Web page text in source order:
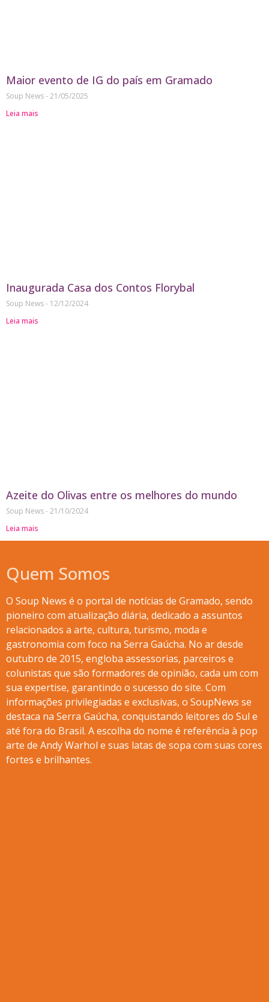
Maior evento de IG do país em Gramado
Soup News 21/05/2025
Leia mais
Inaugurada Casa dos Contos Florybal
Soup News
12/12/2024
Leia mais
Azeite do Olivas entre os melhores do mundo
Soup News 21/10/2024
Leia mais
Quem Somos
O Soup News é o portal de notícias de Gramado, sendo
pioneiro com atualização diária, dedicado a assuntos
relacionados a arte, cultura, turismo, moda e
gastronomia com foco na Serra Gaúcha. No ar desde
outubro de 2015, engloba assessorias, parceiros e
colunistas que são formadores de opinião, cada um com
sua expertise, garantindo o sucesso do site. Com
informações privilegiadas e exclusivas, o SoupNews se
destaca na Serra Gaúcha, conquistando leitores do Sul e
até fora do Brasil. A escolha do nome é referência à pop
arte de Andy Warhol e suas latas de sopa com suas cores
fortes e brilhantes.